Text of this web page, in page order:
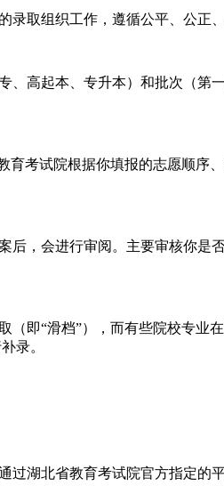
取组织工作，遵循公平、公正、
高起本、专升本）和批次（第
试院根据你填报的志愿顺序
会进行审阅。主要审核你是
即“滑档”），而有些院校专业
录。
湖北省教育考试院官方指定的平